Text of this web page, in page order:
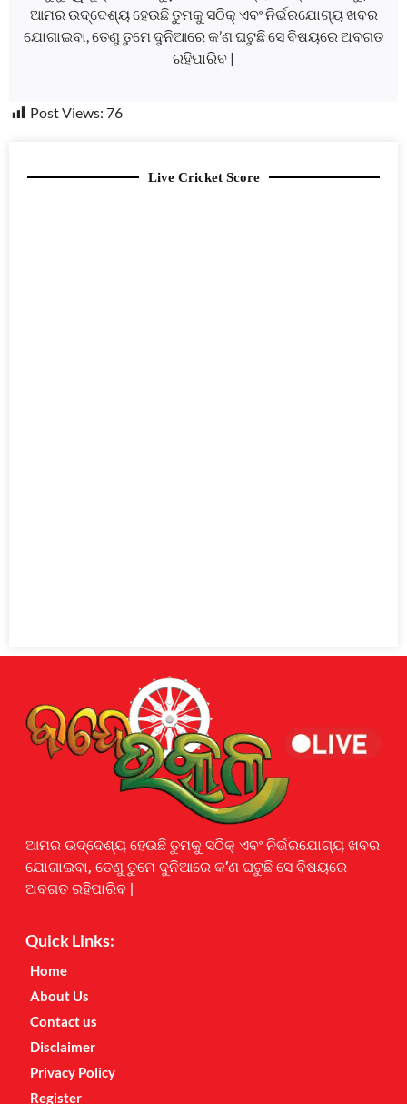
ଆମର ଉଦ୍ଦେଶ୍ୟ ହେଉଛି ତୁମକୁ ସଠିକ୍ ଏବଂ ନିର୍ଭରଯୋଗ୍ୟ ଖବର
ଯୋଗାଇବା, ତେଣୁ ତୁମେ ଦୁନିଆରେ କ’ଣ ଘଟୁଛି ସେ ବିଷୟରେ ଅବଗତ
ରହିପାରିବ |
Post Views: 76
Live Cricket Score
ଆମର ଉଦ୍ଦେଶ୍ୟ ହେଉଛି ତୁମକୁ ସଠିକ୍ ଏବଂ ନିର୍ଭରଯୋଗ୍ୟ ଖବର
ଯୋଗାଇବା, ତେଣୁ ତୁମେ ଦୁନିଆରେ କ’ଣ ଘଟୁଛି ସେ ବିଷୟରେ
ଅବଗତ ରହିପାରିବ |
Quick Links:
Home
About Us
Contact us
Disclaimer
Privacy Policy
Register